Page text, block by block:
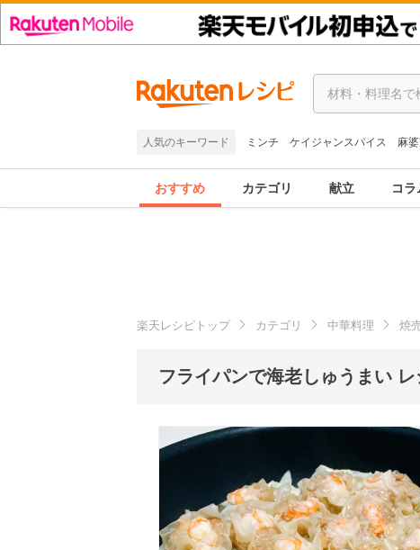
人気のキーワード ミンチ ケイジャンスパイス 麻
おすすめ カテゴリ 献立 コラ
楽天レシピトップ カテゴリ 中華料理 焼
フライパンで海老しゅうまい